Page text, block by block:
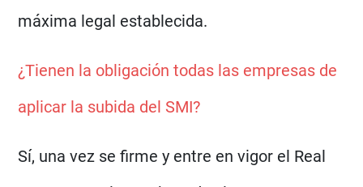
máxima legal establecida.
¿Tienen la obligación todas las empresas de
aplicar la subida del SMI?
Sí, una vez se firme y entre en vigor el Real